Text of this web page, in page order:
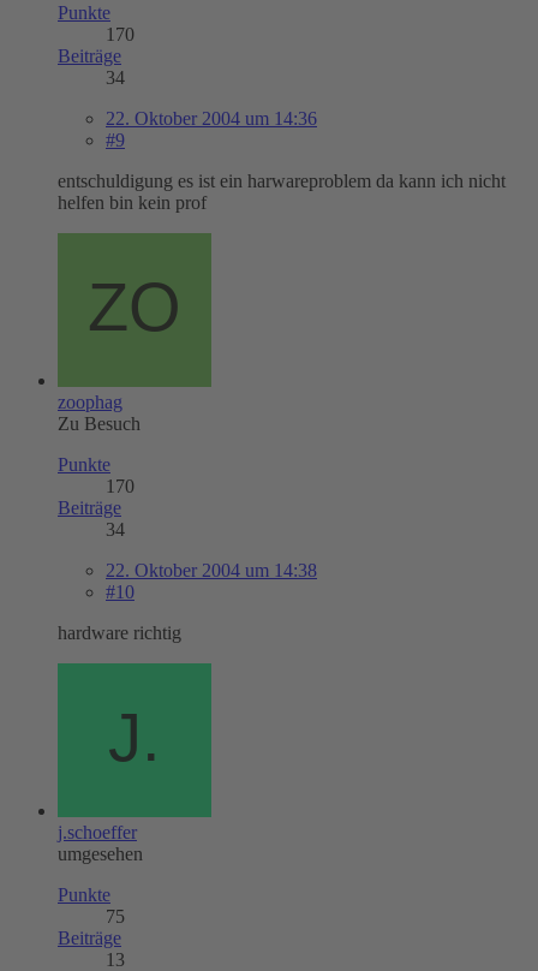
Punkte
170
Beiträge
34
22. Oktober 2004 um 14:36
#9
entschuldigung es ist ein harwareproblem da kann ich nicht
helfen bin kein prof
zoophag
Zu Besuch
Punkte
170
Beiträge
34
22. Oktober 2004 um 14:38
#10
hardware richtig
j.schoeffer
umgesehen
Punkte
75
Beiträge
13